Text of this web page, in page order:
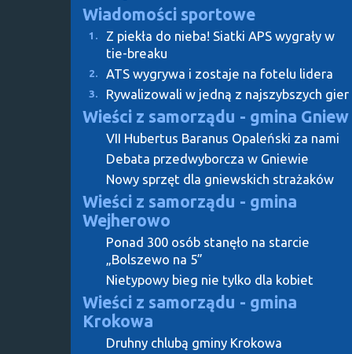
Wiadomości sportowe
1.
Z piekła do nieba! Siatki APS wygrały w
tie-breaku
2. ATS wygrywa i zostaje na fotelu lidera
3. Rywalizowali w jedną z najszybszych gier
Wieści z samorządu - gmina Gniew
VII Hubertus Baranus Opaleński za nami
Debata przedwyborcza w Gniewie
Nowy sprzęt dla gniewskich strażaków
Wieści z samorządu - gmina
Wejherowo
Ponad 300 osób stanęło na starcie
„Bolszewo na 5”
Nietypowy bieg nie tylko dla kobiet
Wieści z samorządu - gmina
Krokowa
Druhny chlubą gminy Krokowa